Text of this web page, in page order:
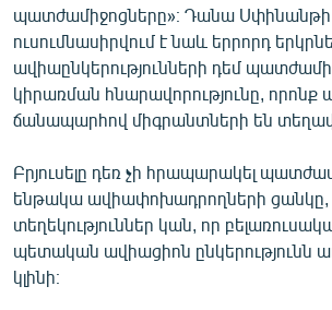
պատժամիջոցները»։ Դանա Սփինանթի
ուսումնասիրվում է նաև երրորդ
ավիաընկերությունների դեմ
կիրառման հնարավորությունը, որոնք
ճանապարհով միգրանտների են
Բրյուսելը դեռ չի հրապարակել
ենթակա ավիափոխադրողների ցանկը,
տեղեկություններ կան, որ
պետական ավիացիոն ընկերությունն
կլինի։